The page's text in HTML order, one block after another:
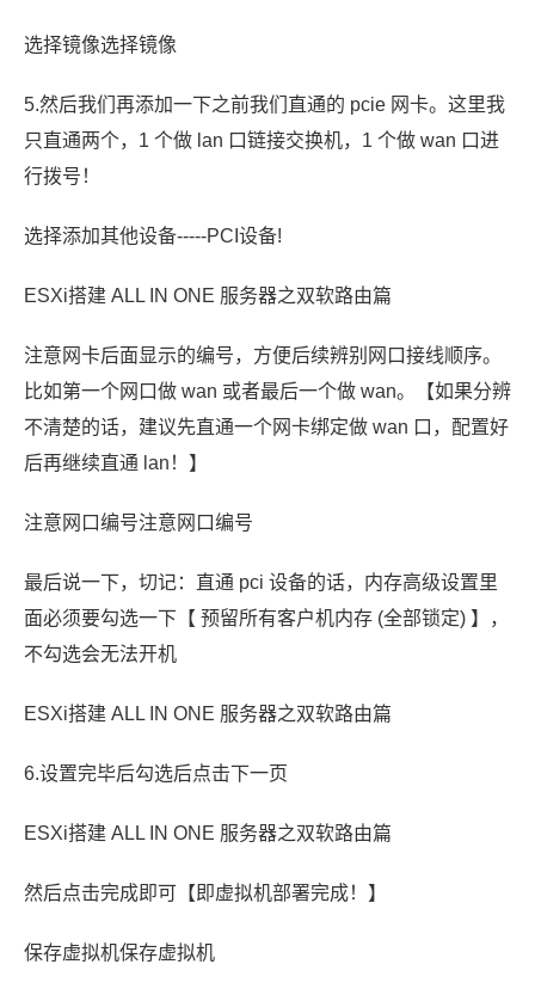
选择镜像选择镜像
5.然后我们再添加一下之前我们直通的 pcie 网卡。这里我
只直通两个，1 个做 lan 口链接交换机，1 个做 wan 口进
行拨号！
选择添加其他设备-----PCI设备!
ESXi搭建 ALL IN ONE 服务器之双软路由篇
注意网卡后面显示的编号，方便后续辨别网口接线顺序。
比如第一个网口做 wan 或者最后一个做 wan。【如果分辨
不清楚的话，建议先直通一个网卡绑定做 wan 口，配置好
后再继续直通 lan！】
注意网口编号注意网口编号
最后说一下，切记：直通 pci 设备的话，内存高级设置里
面必须要勾选一下【 预留所有客户机内存 (全部锁定) 】，
不勾选会无法开机
ESXi搭建 ALL IN ONE 服务器之双软路由篇
6.设置完毕后勾选后点击下一页
ESXi搭建 ALL IN ONE 服务器之双软路由篇
然后点击完成即可【即虚拟机部署完成！】
保存虚拟机保存虚拟机